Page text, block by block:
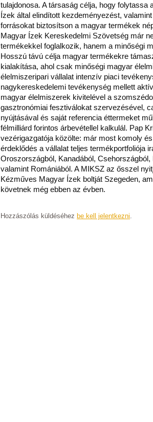
tulajdonosa. A társaság célja, hogy folytassa
Ízek által elindított kezdeményezést,
forrásokat biztosítson a magyar termékek
Magyar Ízek Kereskedelmi Szövetség már
termékekkel foglalkozik, hanem a minőségi
Hosszú távú célja magyar termékekre
kialakítása, ahol csak minőségi magyar
élelmiszeripari vállalat intenzív piaci
nagykereskedelemi tevékenység mellett
magyar élelmiszerek kivitelével a
gasztronómiai fesztiválokat szervezésével,
nyújtásával és saját referencia éttermeket
félmilliárd forintos árbevétellel kalkulál. Pap
vezérigazgatója közölte: már most komoly
érdeklődés a vállalat teljes termékportfoliója
Oroszországból, Kanadából, Csehországból,
valamint Romániából. A MIKSZ az ősszel
Kézműves Magyar Ízek boltját Szegeden,
követnek még ebben az évben.
Hozzászólás küldéséhez be kell jelentkezni.